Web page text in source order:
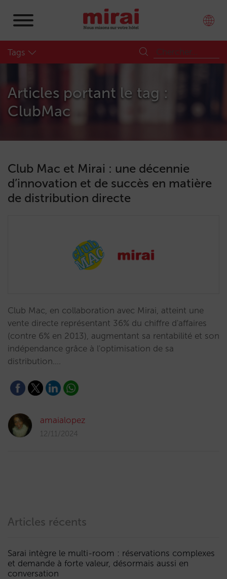
Tags
Articles portant le tag :
ClubMac
Club Mac et Mirai : une décennie
d’innovation et de succès en matière
de distribution directe
Club Mac, en collaboration avec Mirai, atteint une
vente directe représentant 36% du chiffre d'affaires
(contre 6% en 2013), augmentant sa rentabilité et son
indépendance grâce à l'optimisation de sa
distribution.…
amaialopez
12/11/2024
Articles récents
Sarai intègre le multi-room : réservations complexes
et demande à forte valeur, désormais aussi en
conversation